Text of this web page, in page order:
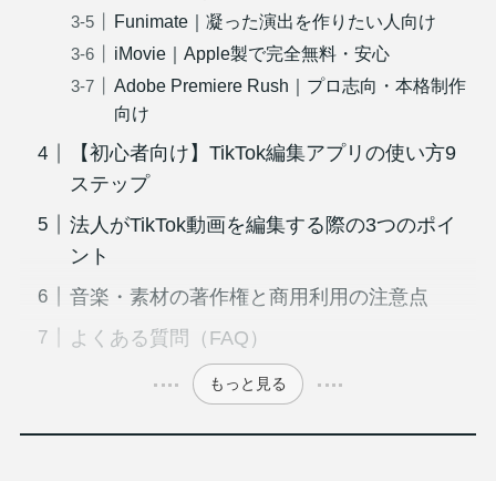
Funimate｜凝った演出を作りたい人向け
iMovie｜Apple製で完全無料・安心
Adobe Premiere Rush｜プロ志向・本格制作
向け
【初心者向け】TikTok編集アプリの使い方9
ステップ
法人がTikTok動画を編集する際の3つのポイ
ント
音楽・素材の著作権と商用利用の注意点
よくある質問（FAQ）
もっと見る